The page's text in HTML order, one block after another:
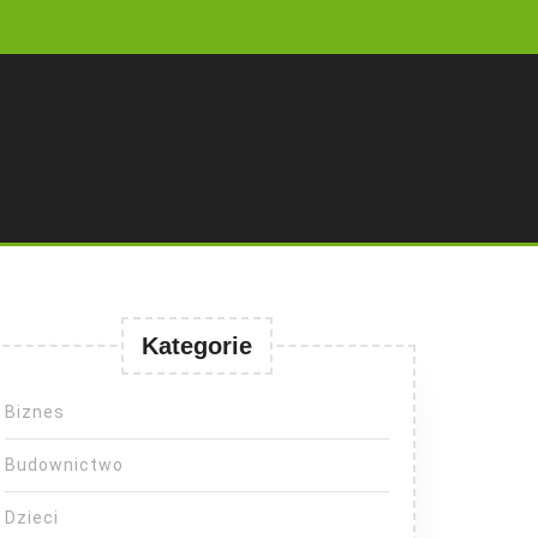
Kategorie
Biznes
Budownictwo
Dzieci